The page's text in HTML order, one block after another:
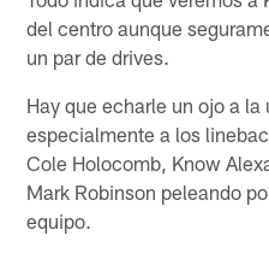
del centro aunque
un par de drives.
Hay que echarle un ojo a la
especialmente a los
Cole Holocomb, Know
Mark Robinson peleando
equipo.